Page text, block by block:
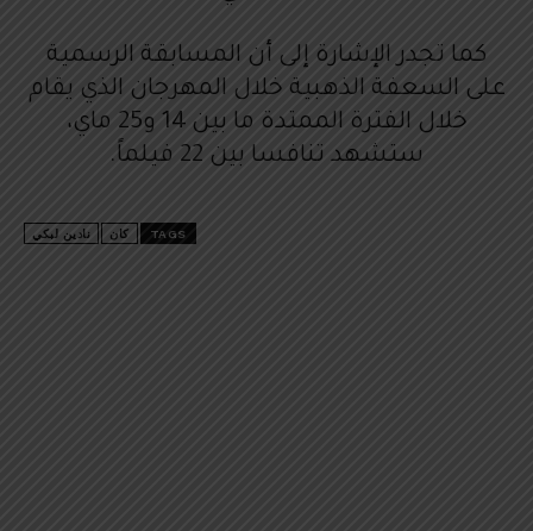
كما تجدر الإشارة إلى أن المسابقة الرسمية
على السعفة الذهبية خلال المهرجان الذي يقام
خلال الفترة الممتدة ما بين 14 و25 ماي،
ستشهد تنافسا بين 22 فيلماً.
TAGS كان نادين لبكي